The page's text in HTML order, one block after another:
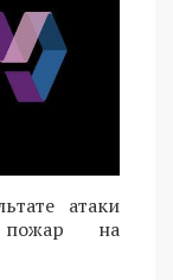
атаки
пожар на